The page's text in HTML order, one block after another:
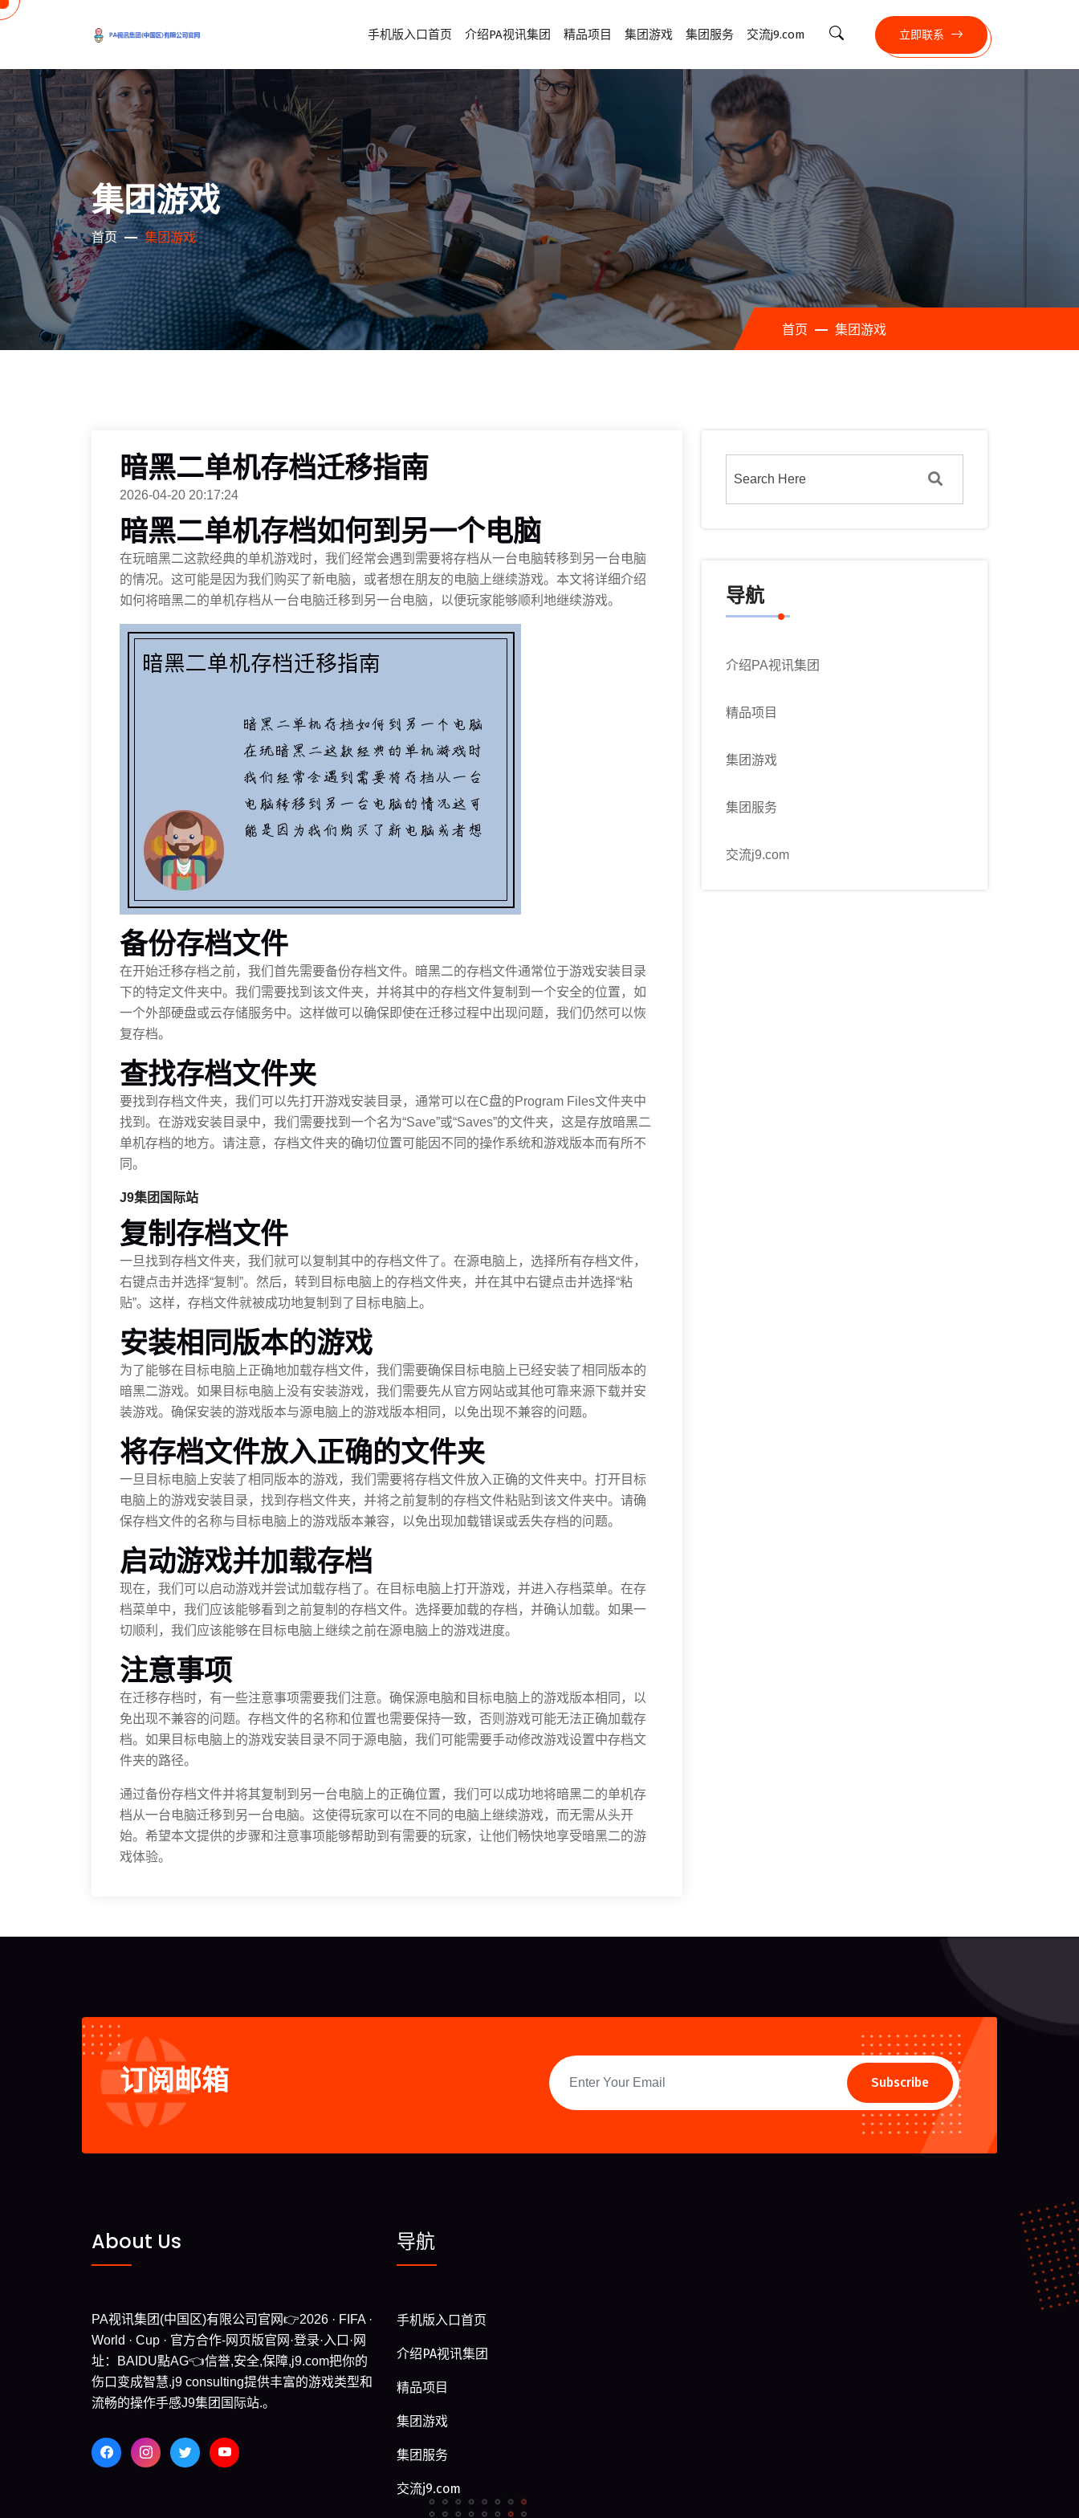
手机版入口首页 介绍PA视讯集团 精品项目 集团游戏 集团服务 交流j9.com 立即联系
集团游戏
首页 集团游戏
首页 集团游戏
暗黑二单机存档迁移指南
2026-04-20 20:17:24
暗黑二单机存档如何到另一个电脑
在玩暗黑二这款经典的单机游戏时，我们经常会遇到需要将存档从一台电脑转移到另一台电脑
的情况。这可能是因为我们购买了新电脑，或者想在朋友的电脑上继续游戏。本文将详细介绍
如何将暗黑二的单机存档从一台电脑迁移到另一台电脑，以便玩家能够顺利地继续游戏。
备份存档文件
在开始迁移存档之前，我们首先需要备份存档文件。暗黑二的存档文件通常位于游戏安装目录
下的特定文件夹中。我们需要找到该文件夹，并将其中的存档文件复制到一个安全的位置，如
一个外部硬盘或云存储服务中。这样做可以确保即使在迁移过程中出现问题，我们仍然可以恢
复存档。
查找存档文件夹
要找到存档文件夹，我们可以先打开游戏安装目录，通常可以在C盘的Program Files文件夹中
找到。在游戏安装目录中，我们需要找到一个名为“Save”或“Saves”的文件夹，这是存放暗黑二
单机存档的地方。请注意，存档文件夹的确切位置可能因不同的操作系统和游戏版本而有所不
同。
J9集团国际站
复制存档文件
一旦找到存档文件夹，我们就可以复制其中的存档文件了。在源电脑上，选择所有存档文件，
右键点击并选择“复制”。然后，转到目标电脑上的存档文件夹，并在其中右键点击并选择“粘
贴”。这样，存档文件就被成功地复制到了目标电脑上。
安装相同版本的游戏
为了能够在目标电脑上正确地加载存档文件，我们需要确保目标电脑上已经安装了相同版本的
暗黑二游戏。如果目标电脑上没有安装游戏，我们需要先从官方网站或其他可靠来源下载并安
装游戏。确保安装的游戏版本与源电脑上的游戏版本相同，以免出现不兼容的问题。
将存档文件放入正确的文件夹
一旦目标电脑上安装了相同版本的游戏，我们需要将存档文件放入正确的文件夹中。打开目标
电脑上的游戏安装目录，找到存档文件夹，并将之前复制的存档文件粘贴到该文件夹中。请确
保存档文件的名称与目标电脑上的游戏版本兼容，以免出现加载错误或丢失存档的问题。
启动游戏并加载存档
现在，我们可以启动游戏并尝试加载存档了。在目标电脑上打开游戏，并进入存档菜单。在存
档菜单中，我们应该能够看到之前复制的存档文件。选择要加载的存档，并确认加载。如果一
切顺利，我们应该能够在目标电脑上继续之前在源电脑上的游戏进度。
注意事项
在迁移存档时，有一些注意事项需要我们注意。确保源电脑和目标电脑上的游戏版本相同，以
免出现不兼容的问题。存档文件的名称和位置也需要保持一致，否则游戏可能无法正确加载存
档。如果目标电脑上的游戏安装目录不同于源电脑，我们可能需要手动修改游戏设置中存档文
件夹的路径。
通过备份存档文件并将其复制到另一台电脑上的正确位置，我们可以成功地将暗黑二的单机存
档从一台电脑迁移到另一台电脑。这使得玩家可以在不同的电脑上继续游戏，而无需从头开
始。希望本文提供的步骤和注意事项能够帮助到有需要的玩家，让他们畅快地享受暗黑二的游
戏体验。
导航
介绍PA视讯集团
精品项目
集团游戏
集团服务
交流j9.com
订阅邮箱 Subscribe
About Us
PA视讯集团(中国区)有限公司官网👉2026 · FIFA ·
World · Cup · 官方合作-网页版官网·登录·入口·网
址：BAIDU點AG👈信誉,安全,保障,j9.com把你的
伤口变成智慧.j9 consulting提供丰富的游戏类型和
流畅的操作手感J9集团国际站.。
导航
手机版入口首页
介绍PA视讯集团
精品项目
集团游戏
集团服务
交流j9.com